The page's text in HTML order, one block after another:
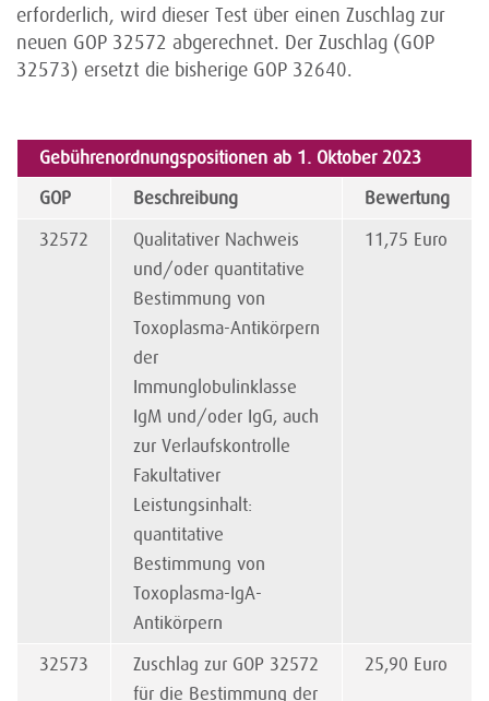
erforderlich, wird dieser Test über einen Zuschlag zur
neuen GOP 32572 abgerechnet. Der Zuschlag (GOP
32573) ersetzt die bisherige GOP 32640.
Gebührenordnungspositionen ab 1. Oktober 2023
GOP
Beschreibung
Bewertung
32572
Qualitativer Nachweis
und/oder quantitative
Bestimmung von
Toxoplasma-Antikörpern
der
Immunglobulinklasse
IgM und/oder IgG, auch
zur Verlaufskontrolle
Fakultativer
Leistungsinhalt:
quantitative
Bestimmung von
Toxoplasma-IgA-
Antikörpern
11,75 Euro
32573
Zuschlag zur GOP 32572
für die Bestimmung der
25,90 Euro